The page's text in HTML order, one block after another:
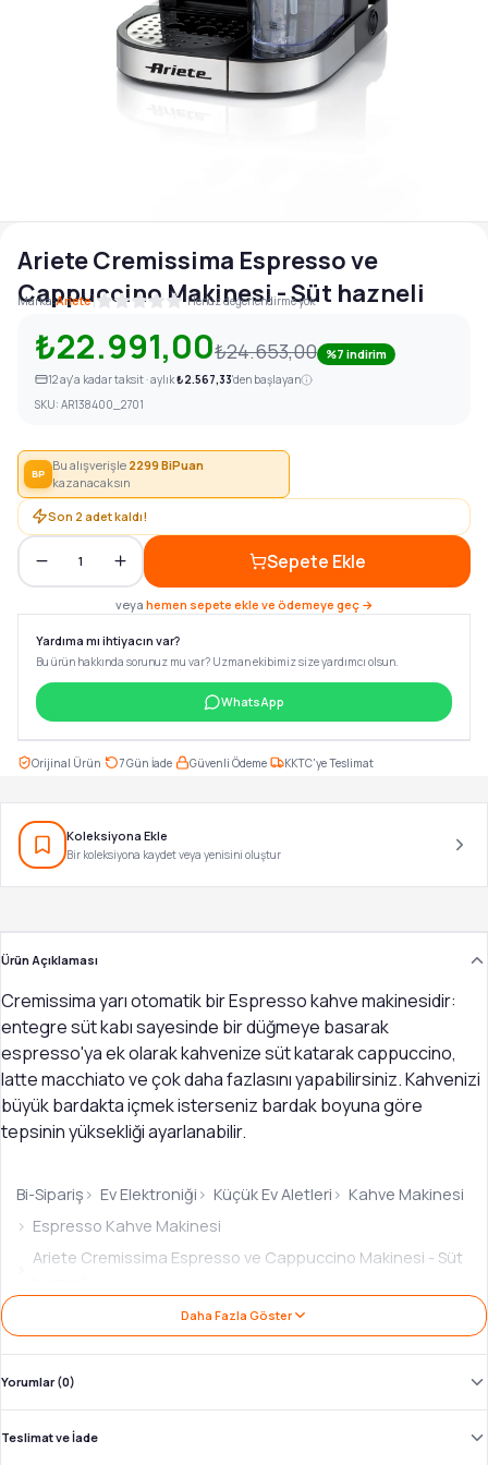
Ariete Cremissima Espresso ve
Cappuccino Makinesi - Süt hazneli
Marka:Ariete| Henüz değerlendirme yok
₺22.991,00₺24.653,00 %7 indirim
12ay'a kadar taksit · aylık₺2.567,33'den başlayan
SKU: AR138400_2701
BP
Bu alışverişle 2299BiPuan
kazanacaksın
Son 2 adet kaldı!
1 Sepete Ekle
veya hemen sepete ekle ve ödemeye geç →
Yardıma mı ihtiyacın var?
Bu ürün hakkında sorunuz mu var? Uzman ekibimiz size yardımcı olsun.
WhatsApp
Orijinal Ürün 7 Gün İade Güvenli Ödeme KKTC'ye Teslimat
Koleksiyona Ekle
Bir koleksiyona kaydet veya yenisini oluştur
Ürün Açıklaması
Cremissima yarı otomatik bir Espresso kahve makinesidir:
entegre süt kabı sayesinde bir düğmeye basarak
espresso'ya ek olarak kahvenize süt katarak cappuccino,
latte macchiato ve çok daha fazlasını yapabilirsiniz. Kahvenizi
büyük bardakta içmek isterseniz bardak boyuna göre
tepsinin yüksekliği ayarlanabilir.
Bi-Sipariş Ev Elektroniği Küçük Ev Aletleri
Kahve Makinesi
Espresso Kahve Makinesi
Ariete Cremissima Espresso ve Cappuccino Makinesi - Süt
Ürün İncelemesi: Ariete Cremissima Espresso
ve Cappuccino Makinesi - Süt hazneli
Daha Fazla Göster
Yorumlar (0)
Teslimat ve İade